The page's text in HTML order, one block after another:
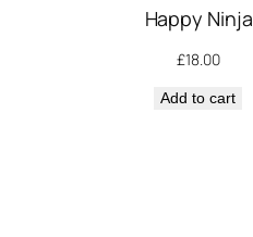
Happy Ninja
£18.00
Add to cart